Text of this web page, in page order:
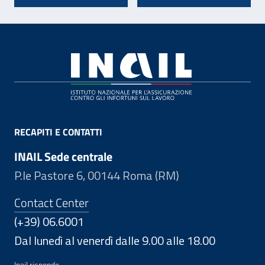
RECAPITI E CONTATTI
INAIL Sede centrale
P.le Pastore 6, 00144 Roma (RM)
Contact Center
(+39) 06.6001
Dal lunedì al venerdì dalle 9.00 alle 18.00